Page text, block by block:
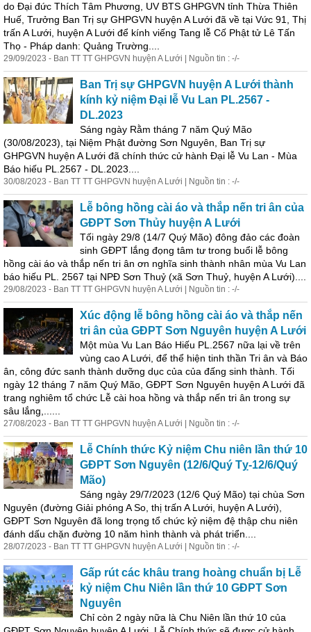
do Đại đức Thích Tâm Phương, UV BTS GHPGVN tỉnh Thừa Thiên
Huế, Trưởng Ban Trị sự GHPGVN huyện A Lưới đã về tại Vức 91, Thị
trấn A Lưới, huyện A Lưới để kính viếng Tang lễ Cố Phật tử Lê Tấn
Thọ - Pháp danh: Quảng Trường....
29/09/2023 - Ban TT TT GHPGVN huyện A Lưới | Nguồn tin : -/-
Ban Trị sự GHPGVN huyện A Lưới thành
kính kỷ niệm Đại lễ Vu Lan PL.2567 -
DL.2023
Sáng ngày Rằm tháng 7 năm Quý Mão
(30/08/2023), tại Niệm Phật đường Sơn Nguyên, Ban Trị sự
GHPGVN huyện A Lưới đã chính thức cử hành Đại lễ Vu Lan - Mùa
Báo hiếu PL.2567 - DL.2023....
30/08/2023 - Ban TT TT GHPGVN huyện A Lưới | Nguồn tin : -/-
Lễ bông hồng cài áo và thắp nến tri ân của
GĐPT Sơn Thủy huyện A Lưới
Tối ngày 29/8 (14/7 Quý Mão) đông đảo các đoàn
sinh GĐPT lắng đọng tâm tư trong buổi lễ bông
hồng cài áo và thắp nến tri ân ơn nghĩa sinh thành nhân mùa Vu Lan
báo hiếu PL. 2567 tại NPĐ Sơn Thuỷ (xã Sơn Thuỷ, huyện A Lưới)....
29/08/2023 - Ban TT TT GHPGVN huyện A Lưới | Nguồn tin : -/-
Xúc động lễ bông hồng cài áo và thắp nến
tri ân của GĐPT Sơn Nguyên huyện A Lưới
Một mùa Vu Lan Báo Hiếu PL.2567 nữa lại về trên
vùng cao A Lưới, để thể hiện tinh thần Tri ân và Báo
ân, công đức sanh thành dưỡng dục của của đấng sinh thành. Tối
ngày 12 tháng 7 năm Quý Mão, GĐPT Sơn Nguyên huyện A Lưới đã
trang nghiêm tổ chức Lễ cài hoa hồng và thắp nến tri ân trong sự
sâu lắng,......
27/08/2023 - Ban TT TT GHPGVN huyện A Lưới | Nguồn tin : -/-
Lễ Chính thức Kỷ niệm Chu niên lần thứ 10
GĐPT Sơn Nguyên (12/6/Quý Tỵ-12/6/Quý
Mão)
Sáng ngày 29/7/2023 (12/6 Quý Mão) tại chùa Sơn
Nguyên (đường Giải phóng A So, thị trấn A Lưới, huyện A Lưới),
GĐPT Sơn Nguyên đã long trọng tổ chức kỷ niệm đệ thập chu niên
đánh dấu chặn đường 10 năm hình thành và phát triển....
28/07/2023 - Ban TT TT GHPGVN huyện A Lưới | Nguồn tin : -/-
Gấp rút các khâu trang hoàng chuẩn bị Lễ
kỷ niệm Chu Niên lần thứ 10 GĐPT Sơn
Nguyên
Chỉ còn 2 ngày nữa là Chu Niên lần thứ 10 của